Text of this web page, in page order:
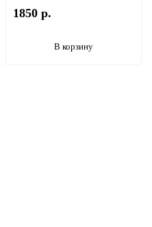
1850 р.
В корзину